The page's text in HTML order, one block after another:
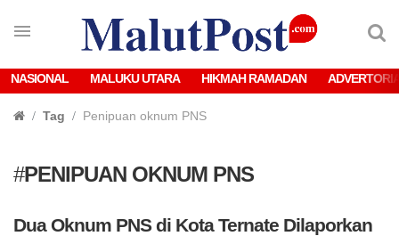
NASIONAL MALUKU UTARA HIKMAH RAMADAN
Tag Penipuan oknum PNS
#PENIPUAN OKNUM PNS
Dua Oknum PNS di Kota Ternate Dilaporkan